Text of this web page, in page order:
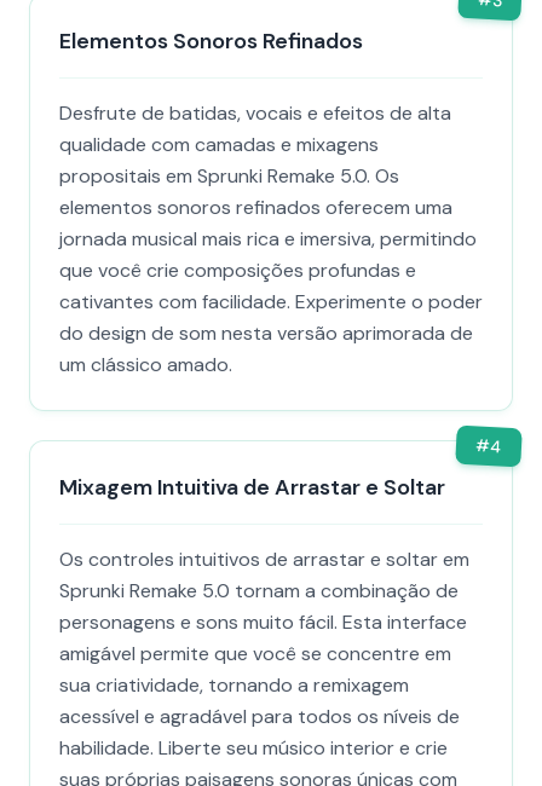
Elementos Sonoros Refinados
Desfrute de batidas, vocais e efeitos de alta
qualidade com camadas e mixagens
propositais em Sprunki Remake 5.0. Os
elementos sonoros refinados oferecem uma
jornada musical mais rica e imersiva, permitindo
que você crie composições profundas e
cativantes com facilidade. Experimente o poder
do design de som nesta versão aprimorada de
um clássico amado.
#4
Mixagem Intuitiva de Arrastar e Soltar
Os controles intuitivos de arrastar e soltar em
Sprunki Remake 5.0 tornam a combinação de
personagens e sons muito fácil. Esta interface
amigável permite que você se concentre em
sua criatividade, tornando a remixagem
acessível e agradável para todos os níveis de
habilidade. Liberte seu músico interior e crie
suas próprias paisagens sonoras únicas com